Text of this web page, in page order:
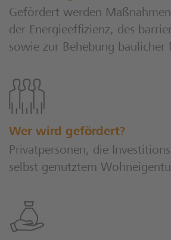
Gefördert werden
der Energieeffizienz, des
sowie zur Behebung baulicher
Wer wird gefördert?
Privatpersonen, die
selbst genutztem